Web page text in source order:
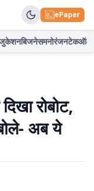
ePaper
बिजनेसमनोरंजनटेकऑटो
रोबोट,
अब ये